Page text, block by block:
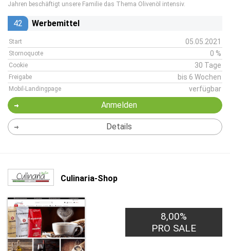
Jahren beschäftigt unsere Familie das Thema Olivenöl intensiv.
42 Werbemittel
Start 05.05.2021
Stornoquote 0 %
Cookie 30 Tage
Freigabe bis 6 Wochen
Mobil-Landingpage verfügbar
Anmelden
Details
Culinaria-Shop
8,00%
PRO SALE